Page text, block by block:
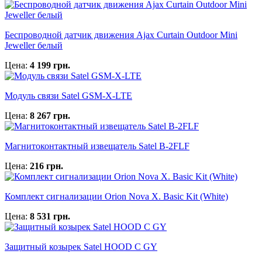
Беспроводной датчик движения Ajax Curtain Outdoor Mini
Jeweller белый
Цена: 4 199 грн.
Модуль связи Satel GSM-X-LTE
Цена: 8 267 грн.
Магнитоконтактный извещатель Satel B-2FLF
Цена: 216 грн.
Комплект сигнализации Orion Nova X. Basic Kit (White)
Цена: 8 531 грн.
Защитный козырек Satel HOOD C GY